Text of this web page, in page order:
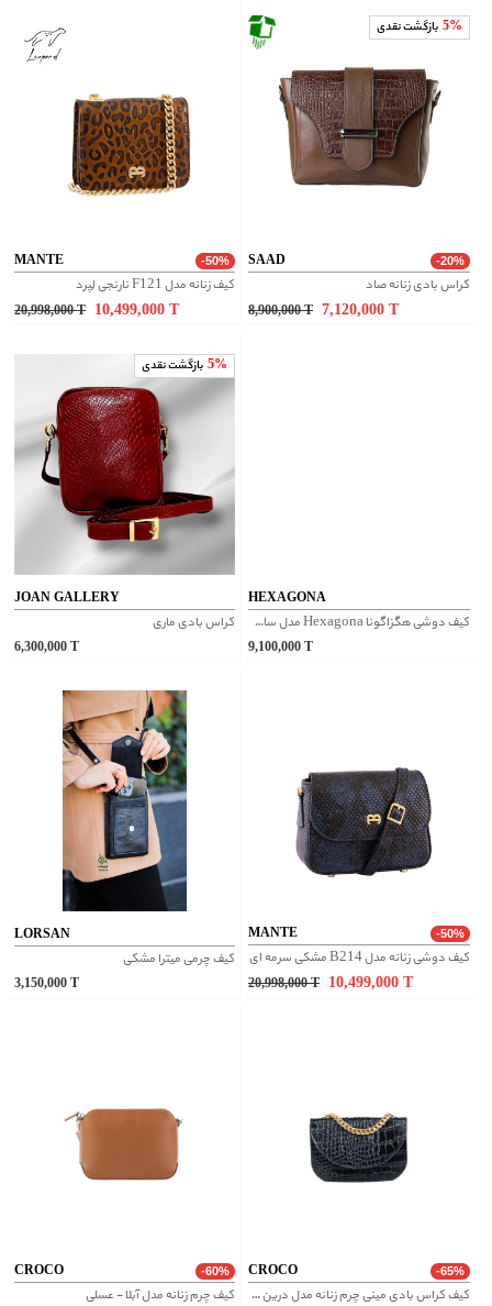
MANTE -50%
کیف زنانه مدل F121 نارنجی لِپرد
20,998,000 T 10,499,000
5% بازگشت نقدی
SAAD -20%
کراس بادی زنانه صاد
8,900,000 T 7,120,000
5% بازگشت نقدی
JOAN GALLERY
کراس بادی ماری
6,300,000
HEXAGONA
کیف دوشی هگزاگونا Hexagona مدل سافت استودیو کد 229867
9,100,000
LORSAN
کیف چرمی میترا مشکی
3,150,000
MANTE -50%
کیف دوشی زنانه مدل B214 مشکی سرمه ای
20,998,000 T 10,499,000
CROCO -60%
کیف چرم زنانه مدل آبلا - عسلی
CROCO -65%
کیف کراس بادی مینی چرم زنانه مدل درین new - مشکی